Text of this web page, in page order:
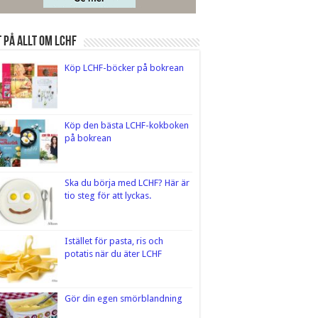
Allt om LCHF
Köp LCHF-böcker på bokrean
Köp den bästa LCHF-kokboken
på bokrean
Ska du börja med LCHF? Här är
tio steg för att lyckas.
Istället för pasta, ris och
potatis när du äter LCHF
Gör din egen smörblandning